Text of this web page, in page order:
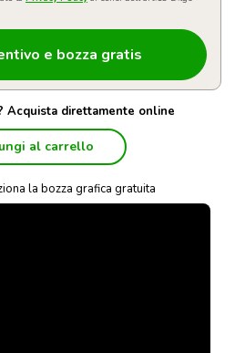
Acquista direttamente online
al carrello
la bozza grafica gratuita